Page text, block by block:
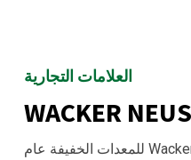
العلامات التجارية
WACKER
تأسست مجموعة Wacker Neuson للمعدات الخفيفة عام